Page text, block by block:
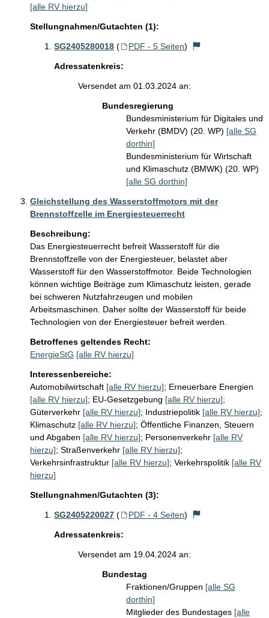
[alle RV hierzu]
Stellungnahmen/Gutachten (1):
SG2405280018 ( PDF - 5 Seiten)
Adressatenkreis:
Versendet am 01.03.2024 an:
Bundesregierung
Bundesministerium für Digitales und
Verkehr (BMDV) (20. WP) [alle SG
dorthin]
Bundesministerium für Wirtschaft
und Klimaschutz (BMWK) (20. WP)
[alle SG dorthin]
Gleichstellung des Wasserstoffmotors mit der
Brennstoffzelle im Energiesteuerrecht
Beschreibung:
Das Energiesteuerrecht befreit Wasserstoff für die
Brennstoffzelle von der Energiesteuer, belastet aber
Wasserstoff für den Wasserstoffmotor. Beide Technologien
können wichtige Beiträge zum Klimaschutz leisten, gerade
bei schweren Nutzfahrzeugen und mobilen
Arbeitsmaschinen. Daher sollte der Wasserstoff für beide
Technologien von der Energiesteuer befreit werden.
Betroffenes geltendes Recht:
EnergieStG [alle RV hierzu]
Interessenbereiche:
Automobilwirtschaft [alle RV hierzu]; Erneuerbare Energien
[alle RV hierzu]; EU-Gesetzgebung [alle RV hierzu];
Güterverkehr [alle RV hierzu]; Industriepolitik [alle RV hierzu];
Klimaschutz [alle RV hierzu]; Öffentliche Finanzen, Steuern
und Abgaben [alle RV hierzu]; Personenverkehr [alle RV
hierzu]; Straßenverkehr [alle RV hierzu];
Verkehrsinfrastruktur [alle RV hierzu]; Verkehrspolitik [alle RV
hierzu]
Stellungnahmen/Gutachten (3):
SG2405220027 ( PDF - 4 Seiten)
Adressatenkreis:
Versendet am 19.04.2024 an:
Bundestag
Fraktionen/Gruppen [alle SG
dorthin]
Mitglieder des Bundestages [alle